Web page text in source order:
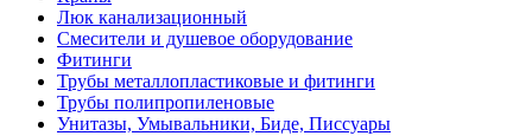
Люк канализационный
Смесители и душевое оборудование
Фитинги
Трубы металлопластиковые и фитинги
Трубы полипропиленовые
Унитазы, Умывальники, Биде, Писсуары